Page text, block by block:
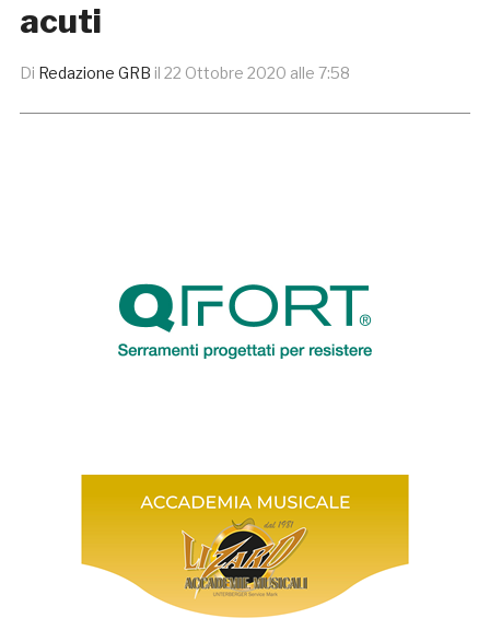
acuti
Di Redazione GRB il 22 Ottobre 2020 alle 7:58